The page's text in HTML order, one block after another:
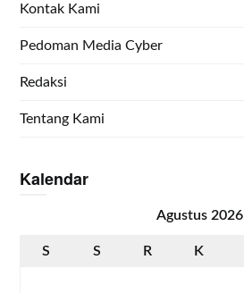
Kontak Kami
Pedoman Media Cyber
Redaksi
Tentang Kami
Kalendar
Agustus 2026
S S R K